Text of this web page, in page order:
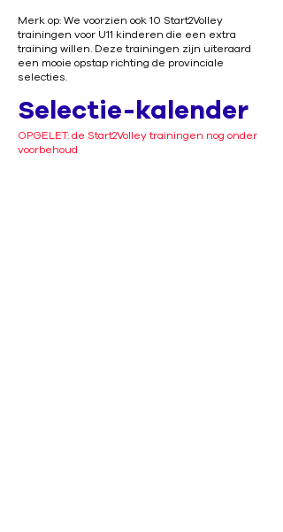
Merk op: We voorzien ook 10 Start2Volley
trainingen voor U11 kinderen die een extra
training willen. Deze trainingen zijn uiteraard
een mooie opstap richting de provinciale
selecties.
Selectie-kalender
OPGELET: de Start2Volley trainingen nog onder
voorbehoud